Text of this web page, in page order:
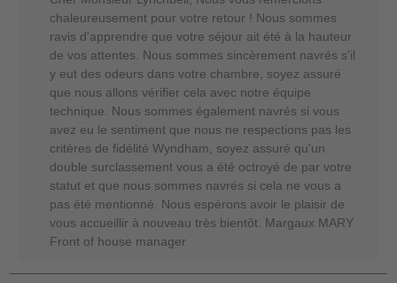
chaleureusement pour votre retour ! Nous sommes
ravis d'apprendre que votre séjour ait été à la hauteur
de vos attentes. Nous sommes sincèrement navrés s'il
y eut des odeurs dans votre chambre, soyez assuré
que nous allons vérifier cela avec notre équipe
technique. Nous sommes également navrés si vous
avez eu le sentiment que nous ne respections pas les
critères de fidélité Wyndham, soyez assuré qu'un
double surclassement vous a été octroyé de par votre
statut et que nous sommes navrés si cela ne vous a
pas été mentionné. Nous espérons avoir le plaisir de
vous accueillir à nouveau très bientôt. Margaux MARY
Front of house manager